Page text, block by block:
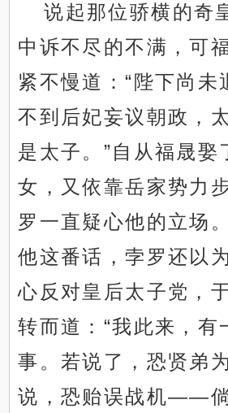
说起那位骄横的奇
中诉不尽的不满，可
紧不慢道：“陛下尚未
不到后妃妄议朝政，
是太子。”自从福晟娶
女，又依靠岳家势力
罗一直疑心他的立场
他这番话，孛罗还以
心反对皇后太子党，
转而道：“我此来，有
事。若说了，恐贤弟
说，恐贻误战机——